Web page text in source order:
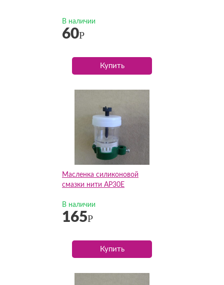
В наличии
60Р
Купить
Масленка силиконовой
смазки нити AP30E
В наличии
165Р
Купить